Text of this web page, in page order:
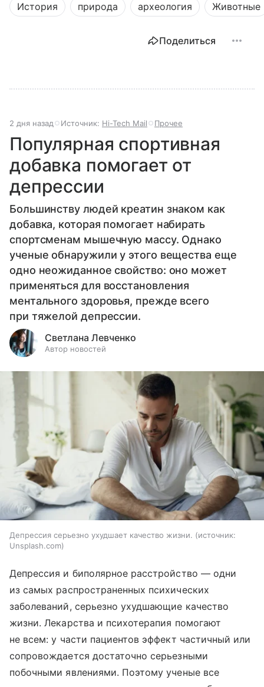
История природа археология Животные
Поделиться
2 дня назад Источник: Hi-Tech Mail Прочее
Популярная спортивная
добавка помогает от
депрессии
Большинству людей креатин знаком как
добавка, которая помогает набирать
спортсменам мышечную массу. Однако
ученые обнаружили у этого вещества еще
одно неожиданное свойство: оно может
применяться для восстановления
ментального здоровья, прежде всего
при тяжелой депрессии.
Светлана Левченко
Автор новостей
Депрессия серьезно ухудшает качество жизни.
источник:
Unsplash.com
Депрессия и биполярное расстройство — одни
из самых распространенных психических
заболеваний, серьезно ухудшающие качество
жизни. Лекарства и психотерапия помогают
не всем: у части пациентов эффект частичный или
сопровождается достаточно серьезными
побочными явлениями. Поэтому ученые все